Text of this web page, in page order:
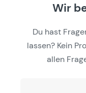
Wir
Du hast
lassen? Kein
allen